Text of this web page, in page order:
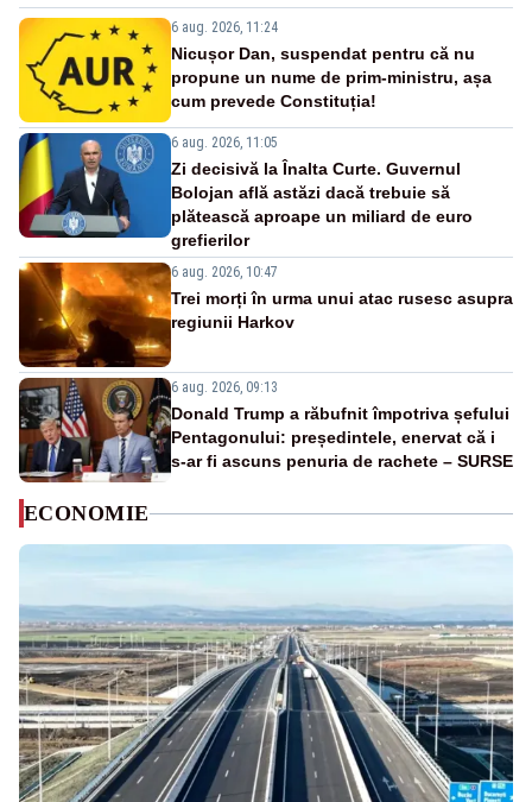
6 aug. 2026, 11:24
Nicușor Dan, suspendat pentru că nu
propune un nume de prim-ministru, așa
cum prevede Constituția!
6 aug. 2026, 11:05
Zi decisivă la Înalta Curte. Guvernul
Bolojan află astăzi dacă trebuie să
plătească aproape un miliard de euro
grefierilor
6 aug. 2026, 10:47
Trei morți în urma unui atac rusesc asupra
regiunii Harkov
6 aug. 2026, 09:13
Donald Trump a răbufnit împotriva șefului
Pentagonului: președintele, enervat că i
s-ar fi ascuns penuria de rachete – SURSE
ECONOMIE